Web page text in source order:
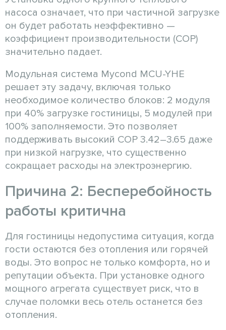
насоса означает, что при частичной загрузке
он будет работать неэффективно —
коэффициент производительности (COP)
значительно падает.
Модульная система Mycond MCU-YHE
решает эту задачу, включая только
необходимое количество блоков: 2 модуля
при 40% загрузке гостиницы, 5 модулей при
100% заполняемости. Это позволяет
поддерживать высокий COP 3.42–3.65 даже
при низкой нагрузке, что существенно
сокращает расходы на электроэнергию.
Причина 2: Бесперебойность
работы критична
Для гостиницы недопустима ситуация, когда
гости остаются без отопления или горячей
воды. Это вопрос не только комфорта, но и
репутации объекта. При установке одного
мощного агрегата существует риск, что в
случае поломки весь отель останется без
отопления.